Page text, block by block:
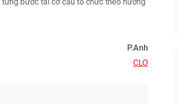
P.Anh
CLO